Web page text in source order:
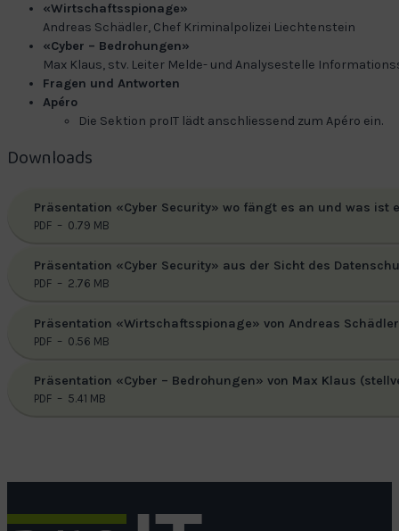
«Wirtschaftsspionage»
Andreas Schädler, Chef Kriminalpolizei Liechtenstein
«Cyber – Bedrohungen»
Max Klaus, stv. Leiter Melde- und Analysestelle
Fragen und Antworten
Apéro
Die Sektion proIT lädt anschliessend zum Apéro ein.
Downloads
Präsentation «Cyber Security» wo fängt es an und was
PDF – 0.79 MB
Präsentation «Cyber Security» aus der Sicht des
PDF – 2.76 MB
Präsentation «Wirtschaftsspionage» von Andreas
PDF – 0.56 MB
Präsentation «Cyber – Bedrohungen» von Max Klaus
PDF – 5.41 MB